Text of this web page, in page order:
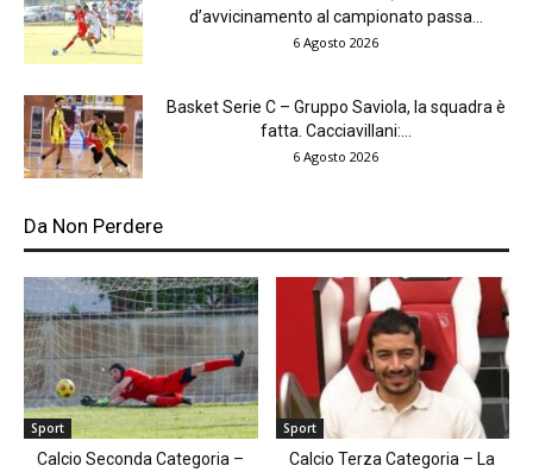
d’avvicinamento al campionato passa...
6 Agosto 2026
Basket Serie C – Gruppo Saviola, la squadra è
fatta. Cacciavillani:...
6 Agosto 2026
Da Non Perdere
Sport
Calcio Seconda Categoria –
Sport
Calcio Terza Categoria – La